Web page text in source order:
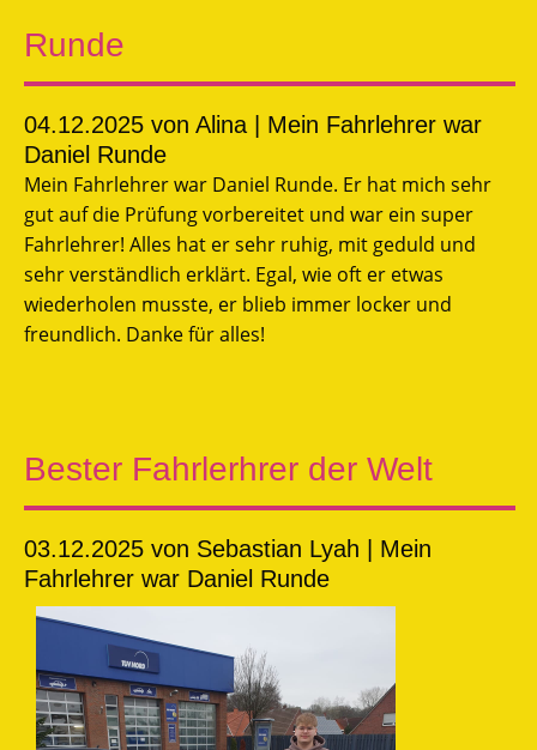
Runde
04.12.2025 von Alina | Mein Fahrlehrer war
Daniel Runde
Mein Fahrlehrer war Daniel Runde. Er hat mich sehr
gut auf die Prüfung vorbereitet und war ein super
Fahrlehrer! Alles hat er sehr ruhig, mit geduld und
sehr verständlich erklärt. Egal, wie oft er etwas
wiederholen musste, er blieb immer locker und
freundlich. Danke für alles!
Bester Fahrlerhrer der Welt
03.12.2025 von Sebastian Lyah | Mein
Fahrlehrer war Daniel Runde